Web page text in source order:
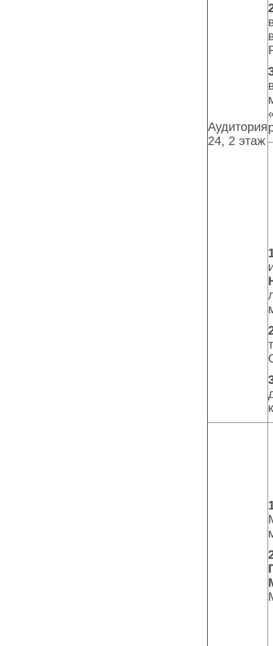
Аудитория
24, 2 этаж